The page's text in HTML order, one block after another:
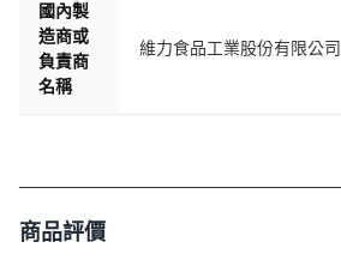
國內製
造商或
負責商
名稱
維力食品工業股份有限公司
商品評價